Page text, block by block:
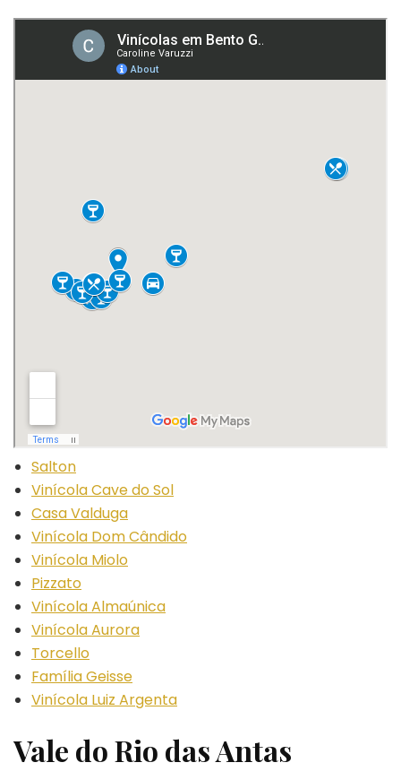
Salton
Vinícola Cave do Sol
Casa Valduga
Vinícola Dom Cândido
Vinícola Miolo
Pizzato
Vinícola Almaúnica
Vinícola Aurora
Torcello
Família Geisse
Vinícola Luiz Argenta
Vale do Rio das Antas